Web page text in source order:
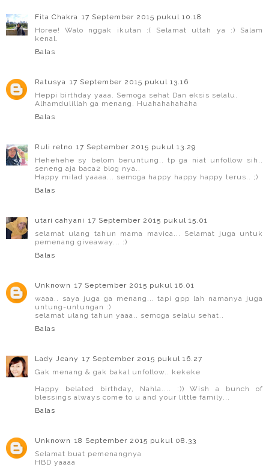
Fita Chakra 17 September 2015 pukul 10.18
Horee! Walo nggak ikutan :( Selamat ultah ya :) Salam
kenal.
Balas
Ratusya 17 September 2015 pukul 13.16
Heppi birthday yaaa. Semoga sehat Dan eksis selalu.
Alhamdulillah ga menang. Huahahahahaha
Balas
Ruli retno 17 September 2015 pukul 13.29
Hehehehe sy belom beruntung.. tp ga niat unfollow sih..
seneng aja baca2 blog nya..
Happy milad yaaaa... semoga happy happy happy terus.. ;)
Balas
utari cahyani 17 September 2015 pukul 15.01
selamat ulang tahun mama mavica... Selamat juga untuk
pemenang giveaway... :)
Balas
Unknown 17 September 2015 pukul 16.01
waaa.. saya juga ga menang... tapi gpp lah namanya juga
untung-untungan :)
selamat ulang tahun yaaa.. semoga selalu sehat..
Balas
Lady Jeany 17 September 2015 pukul 16.27
Gak menang & gak bakal unfollow.. kekeke
Happy belated birthday, Nahla.... :)) Wish a bunch of
blessings always come to u and your little family...
Balas
Unknown 18 September 2015 pukul 08.33
Selamat buat pemenangnya
HBD yaaaa